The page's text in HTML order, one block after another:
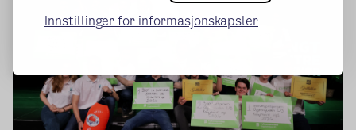
Innstillinger for informasjonskapsler